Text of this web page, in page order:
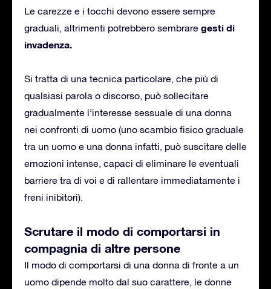
Le carezze e i tocchi devono essere sempre
graduali, altrimenti potrebbero sembrare gesti di
invadenza.
Si tratta di una tecnica particolare, che più di
qualsiasi parola o discorso, può sollecitare
gradualmente l’interesse sessuale di una donna
nei confronti di uomo (uno scambio fisico graduale
tra un uomo e una donna infatti, può suscitare delle
emozioni intense, capaci di eliminare le eventuali
barriere tra di voi e di rallentare immediatamente i
freni inibitori).
Scrutare il modo di comportarsi in
compagnia di altre persone
Il modo di comportarsi di una donna di fronte a un
uomo dipende molto dal suo carattere, le donne